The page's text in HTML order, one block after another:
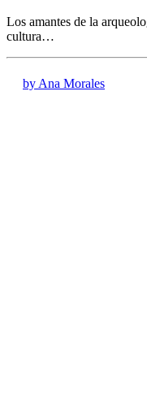
Los amantes de la
cultura…
by Ana Morales